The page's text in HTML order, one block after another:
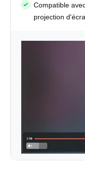
Compatible
projection